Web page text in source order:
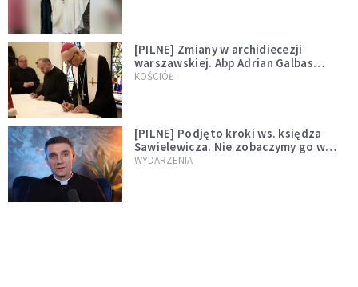
[PILNE] Zmiany w archidiecezji
warszawskiej. Abp Adrian Galbas
wręczył dekrety nowym proboszczom
KOŚCIÓŁ
[PILNE] Podjęto kroki ws. księdza
Sawielewicza. Nie zobaczymy go w
mediach
WYDARZENIA